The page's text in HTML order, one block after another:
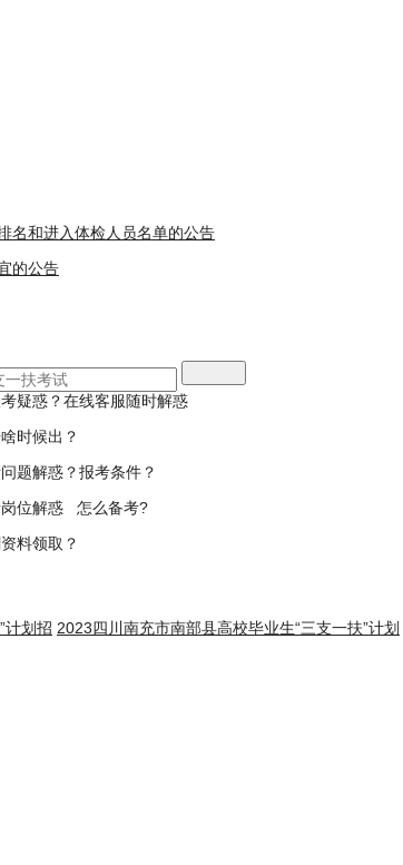
名和进入体检人员名单的公告
的公告
计划招 2023四川南充市南部县高校毕业生“三支一扶”计划
疑惑？在线客服随时解惑
时候出？
题解惑？报考条件？
位解惑 怎么备考?
料领取？